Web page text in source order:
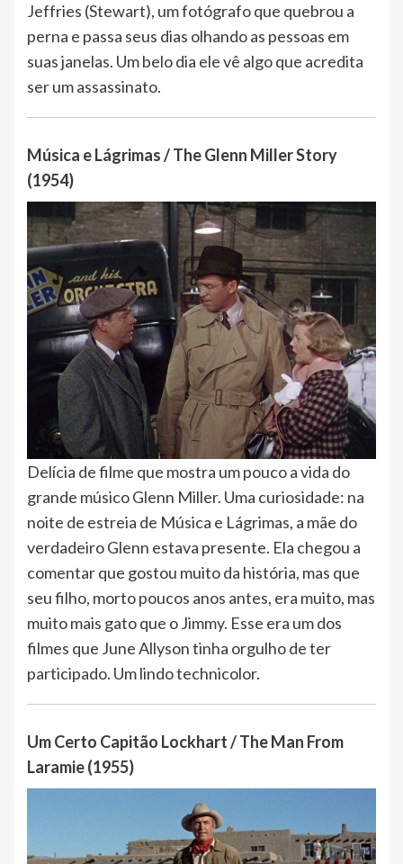
Jeffries (Stewart), um fotógrafo que quebrou a
perna e passa seus dias olhando as pessoas em
suas janelas. Um belo dia ele vê algo que acredita
ser um assassinato.
Música e Lágrimas / The Glenn Miller Story
(1954)
Delícia de filme que mostra um pouco a vida do
grande músico Glenn Miller. Uma curiosidade: na
noite de estreia de Música e Lágrimas, a mãe do
verdadeiro Glenn estava presente. Ela chegou a
comentar que gostou muito da história, mas que
seu filho, morto poucos anos antes, era muito, mas
muito mais gato que o Jimmy. Esse era um dos
filmes que June Allyson tinha orgulho de ter
participado. Um lindo technicolor.
Um Certo Capitão Lockhart / The Man From
Laramie (1955)